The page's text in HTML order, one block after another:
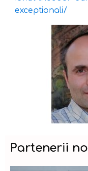
exceptionali/
Partenerii